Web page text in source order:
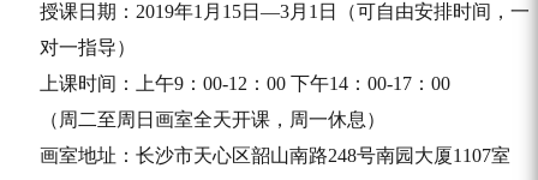
授课日期： 2019年1 月 15日 —3月 1 日（可自由安排时间，一
对一指导）
上课时间：上午9 ： 00-12 ： 00 下午14 ： 00-17 ： 00
（周二至周日画室全天开课，周一休息）
画室地址：长沙市天心区韶山南路248号南园大厦1107室